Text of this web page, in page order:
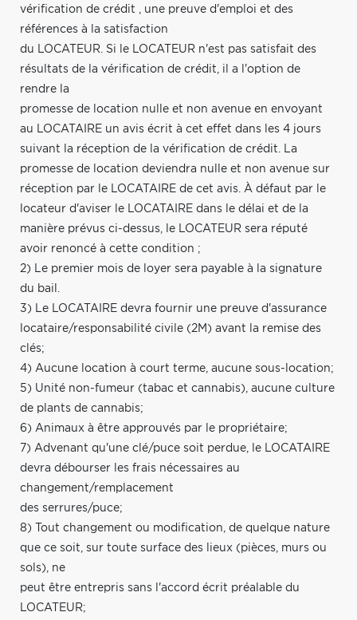
vérification de crédit , une preuve d'emploi et des
références à la satisfaction
du LOCATEUR. Si le LOCATEUR n'est pas satisfait des
résultats de la vérification de crédit, il a l'option de
rendre la
promesse de location nulle et non avenue en envoyant
au LOCATAIRE un avis écrit à cet effet dans les 4 jours
suivant la réception de la vérification de crédit. La
promesse de location deviendra nulle et non avenue sur
réception par le LOCATAIRE de cet avis. À défaut par le
locateur d'aviser le LOCATAIRE dans le délai et de la
manière prévus ci-dessus, le LOCATEUR sera réputé
avoir renoncé à cette condition ;
2) Le premier mois de loyer sera payable à la signature
du bail.
3) Le LOCATAIRE devra fournir une preuve d'assurance
locataire/responsabilité civile (2M) avant la remise des
clés;
4) Aucune location à court terme, aucune sous-location;
5) Unité non-fumeur (tabac et cannabis), aucune culture
de plants de cannabis;
6) Animaux à être approuvés par le propriétaire;
7) Advenant qu'une clé/puce soit perdue, le LOCATAIRE
devra débourser les frais nécessaires au
changement/remplacement
des serrures/puce;
8) Tout changement ou modification, de quelque nature
que ce soit, sur toute surface des lieux (pièces, murs ou
sols), ne
peut être entrepris sans l'accord écrit préalable du
LOCATEUR;